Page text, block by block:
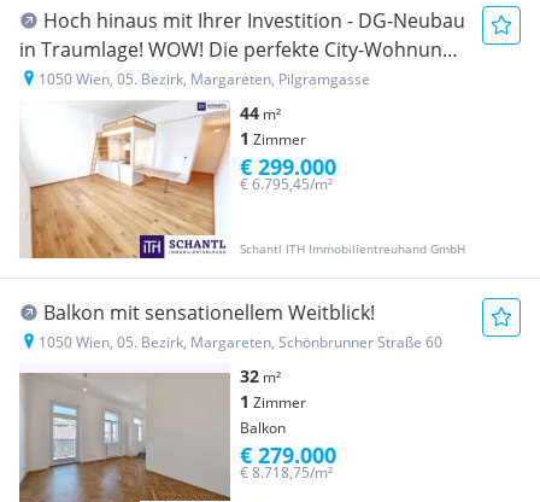
Hoch hinaus mit Ihrer Investition - DG-Neubau
in Traumlage! WOW! Die perfekte City-Wohnung
mit der U-Bahn um´s Eck! Beste öffentliche
Anbindung + Wunderschönes Altbauhaus + TOP
Infrastruktur! Jetzt
1050 Wien, 05. Bezirk, Margareten, Pilgramgasse
44 m²
1 Zimmer
Schantl ITH Immobilientreuhand GmbH
€ 6.795,45/m²
€ 299.000
Balkon mit sensationellem Weitblick!
1050 Wien, 05. Bezirk, Margareten, Schönbrunner Straße 60
32 m²
1 Zimmer
Balkon
€ 8.718,75/m²
€ 279.000